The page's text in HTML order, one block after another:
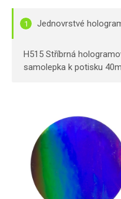
1 Jednovrstvé
H515 Stříbrná
samolepka k potisku